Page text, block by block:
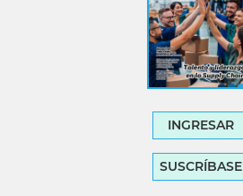
INGRESAR
SUSCRÍBASE